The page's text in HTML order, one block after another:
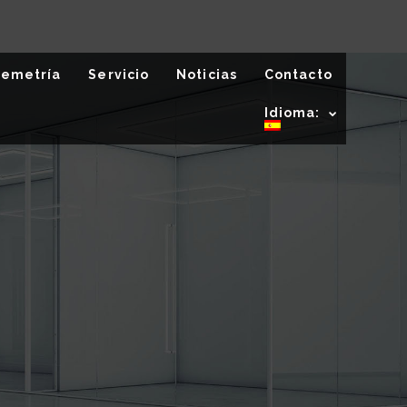
Servicio Noticias Contacto
Idioma: